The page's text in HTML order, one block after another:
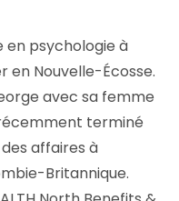
en psychologie à
en Nouvelle-Écosse.
avec sa femme
terminé
affaires à
Britannique.